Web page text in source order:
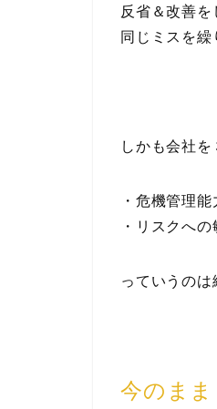
反省＆改善を
同じミスを繰
しかも会社
・危機管理能
・リスクへの
っていうの
今のまま